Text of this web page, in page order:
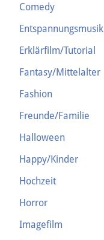
Comedy
Entspannungsmusik
Erklärfilm/Tutorial
Fantasy/Mittelalter
Fashion
Freunde/Familie
Halloween
Happy/Kinder
Hochzeit
Horror
Imagefilm